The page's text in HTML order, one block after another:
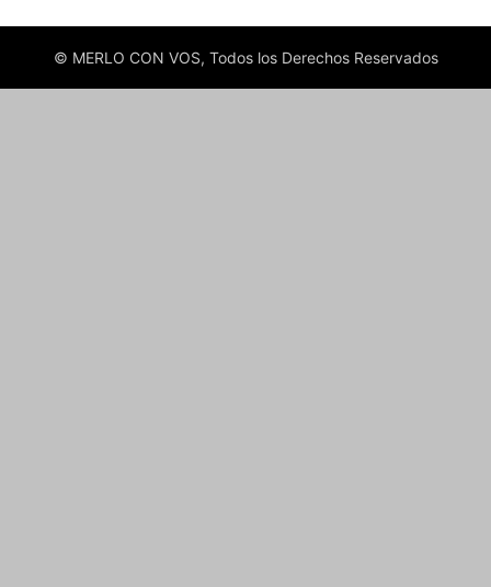
© MERLO CON VOS, Todos los Derechos Reservados